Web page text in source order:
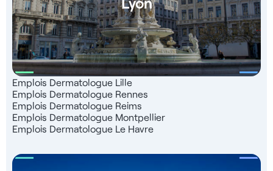
Emplois Dermatologue Lille
Emplois Dermatologue Rennes
Emplois Dermatologue Reims
Emplois Dermatologue Montpellier
Emplois Dermatologue Le Havre